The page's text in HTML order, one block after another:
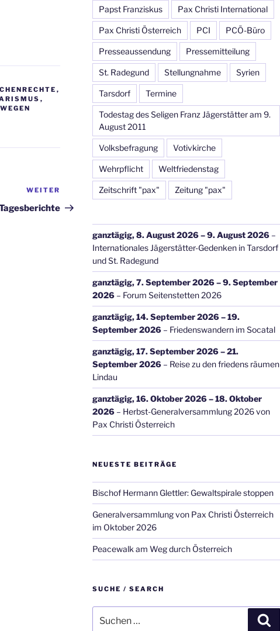
,
,
Nächster
Beitrag
WEITER
Papst Franziskus Pax Christi International
Pax Christi Österreich PCI PCÖ-Büro
Presseaussendung Pressemitteilung
St. Radegund Stellungnahme Syrien
Tarsdorf Termine
Todestag des Seligen Franz Jägerstätter am 9.
August 2011
Volksbefragung Votivkirche
Wehrpflicht Weltfriedenstag
Zeitschrift "pax" Zeitung "pax"
ganztägig,8. August 2026 – 9. August 2026–
Internationales Jägerstätter-Gedenken in Tarsdorf
und St. Radegund
ganztägig,7. September 2026 – 9. September
2026– Forum Seitenstetten 2026
ganztägig,14. September 2026 – 19.
September 2026– Friedenswandern im Socatal
ganztägig,17. September 2026 – 21.
September 2026– Reise zu den friedens räumen
Lindau
ganztägig,16. Oktober 2026 – 18. Oktober
2026– Herbst-Generalversammlung 2026 von
Pax Christi Österreich
NEUESTE BEITRÄGE
Bischof Hermann Glettler: Gewaltspirale stoppen
Generalversammlung von Pax Christi Österreich
im Oktober 2026
Peacewalk am Weg durch Österreich
SUCHE / SEARCH
nach: